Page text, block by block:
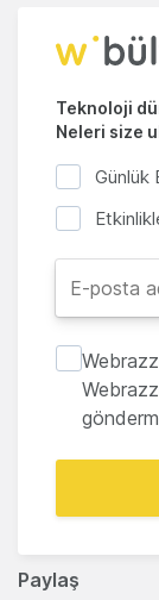
Paylaş
Teknoloji
Neleri size
Günlük